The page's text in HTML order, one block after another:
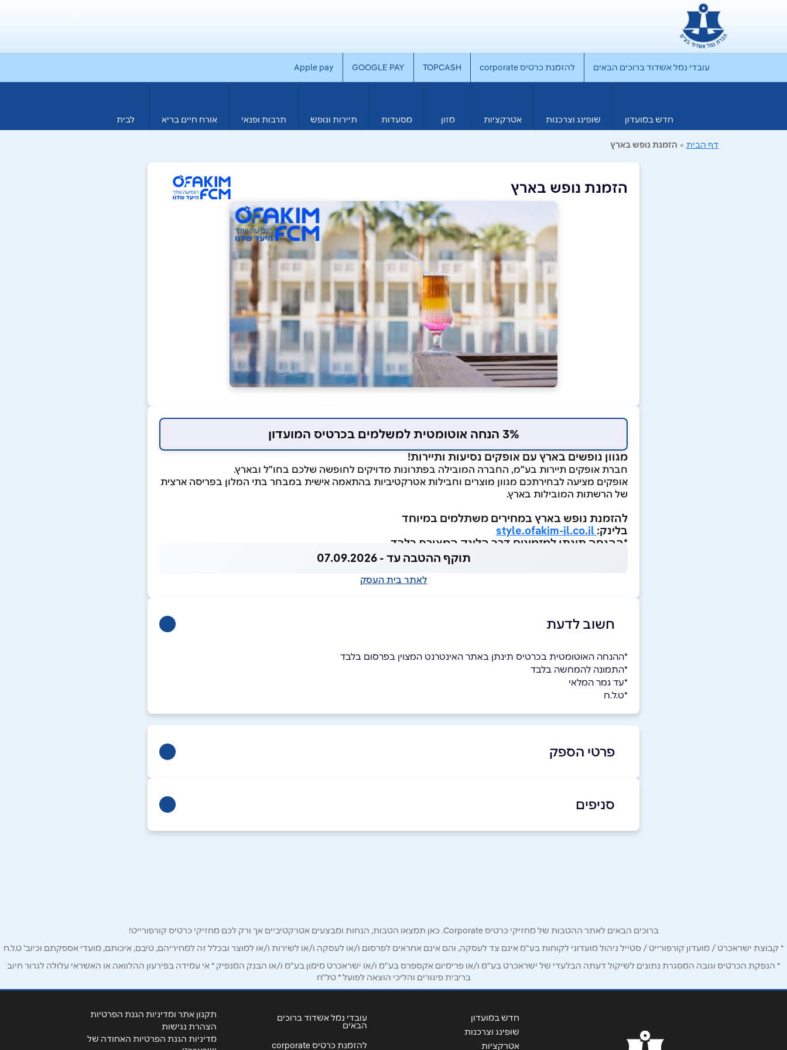
עובדי נמל אשדוד ברוכים הבאים להזמנת כרטיס corporate TOPCASH
GOOGLE PAY
Apple pay
חדש במועדון שופינג וצרכנות אטרקציות מזון מסעדות תיירות ונופש תרבות ופנאי אורח חיים בריא לבית
דף הבית > הזמנת נופש בארץ
הזמנת נופש בארץ
3% הנחה אוטומטית למשלמים בכרטיס המועדון
מגוון נופשים בארץ עם אופקים נסיעות ותיירות!
חברת אופקים תיירות בע"מ, החברה המובילה בפתרונות מדויקים לחופשה שלכם בחו"ל ובארץ.
אופקים מציעה לבחירתכם מגוון מוצרים וחבילות אטרקטיביות בהתאמה אישית במבחר בתי המלון בפריסה ארצית
של הרשתות המובילות בארץ.
להזמנת נופש בארץ במחירים משתלמים במיוחד
בלינק:
*ההנחה תינתן למזמינים דרך הלינק המצורף בלבד
תוקף ההטבה עד - 07.09.2026
לאתר בית העסק
חשוב לדעת
*ההנחה האוטומטית בכרטיס תינתן באתר האינטרנט המצוין בפרסום בלבד
*התמונה להמחשה בלבד
*עד גמר המלאי
*ט.ל.ח
פרטי הספק
באתר
נושא*
אנא חזרו אלי בקשר ל...
הודעה*
סניפים
תל אביב יפו
ברוכים הבאים לאתר ההטבות של מחזיקי כרטיס Corporate. כאן תמצאו הטבות, הנחות ומבצעים אטרקטיביים אך ורק לכם מחזיקי כרטיס קורפורייט!
* קבוצת ישראכרט / מועדון קורפורייט / סטייל ניהול מועדוני לקוחות בע"מ אינם צד לעסקה, והם אינם אחראים לפרסום ו/או לעסקה ו/או לשירות ו/או למוצר ובכלל זה למחיריהם, טיבם, איכותם, מועדי אספקתם וכיוב' ט.ל.ח
* הנפקת הכרטיס וגובה המסגרת נתונים לשיקול דעתה הבלעדי של ישראכרט בע"מ ו/או פרימיום אקספרס בע"מ ו/או ישראכרט מימון בע"מ ו/או הבנק המנפיק * אי עמידה בפירעון ההלוואה או האשראי עלולה לגרור חיוב
בריבית פיגורים והליכי הוצאה לפועל * טל"ח
חדש במועדון
שופינג וצרכנות
אטרקציות
עובדי נמל אשדוד ברוכים
הבאים
להזמנת כרטיס corporate
תקנון אתר ומדיניות הגנת הפרטיות
הצהרת נגישות
מדיניות הגנת הפרטיות האחודה של